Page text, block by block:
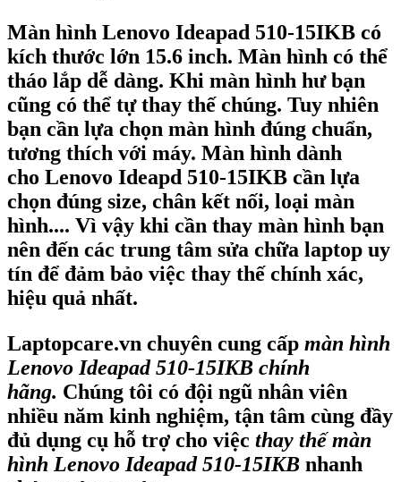
Màn hình Lenovo Ideapad 510-15IKB có
kích thước lớn 15.6 inch. Màn hình có thể
tháo lắp dễ dàng. Khi màn hình hư bạn
cũng có thể tự thay thế chúng. Tuy nhiên
bạn cần lựa chọn màn hình đúng chuẩn,
tương thích với máy. Màn hình dành
cho Lenovo Ideapd 510-15IKB cần lựa
chọn đúng size, chân kết nối, loại màn
hình.... Vì vậy khi cần thay màn hình bạn
nên đến các trung tâm sửa chữa laptop uy
tín để đảm bảo việc thay thế chính xác,
hiệu quả nhất.
Laptopcare.vn chuyên cung cấp màn hình
Lenovo Ideapad 510-15IKB chính
hãng. Chúng tôi có đội ngũ nhân viên
nhiều năm kinh nghiệm, tận tâm cùng đầy
đủ dụng cụ hỗ trợ cho việc thay thế màn
hình Lenovo Ideapad 510-15IKB nhanh